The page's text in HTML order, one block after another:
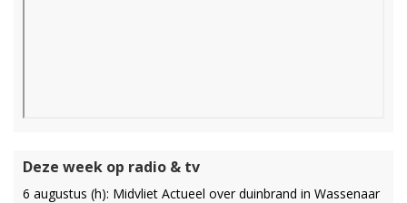
Deze week op radio & tv
6 augustus (h): Midvliet Actueel over duinbrand in Wassenaar